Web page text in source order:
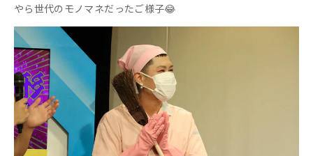
やら世代のモノマネだったご様子😂